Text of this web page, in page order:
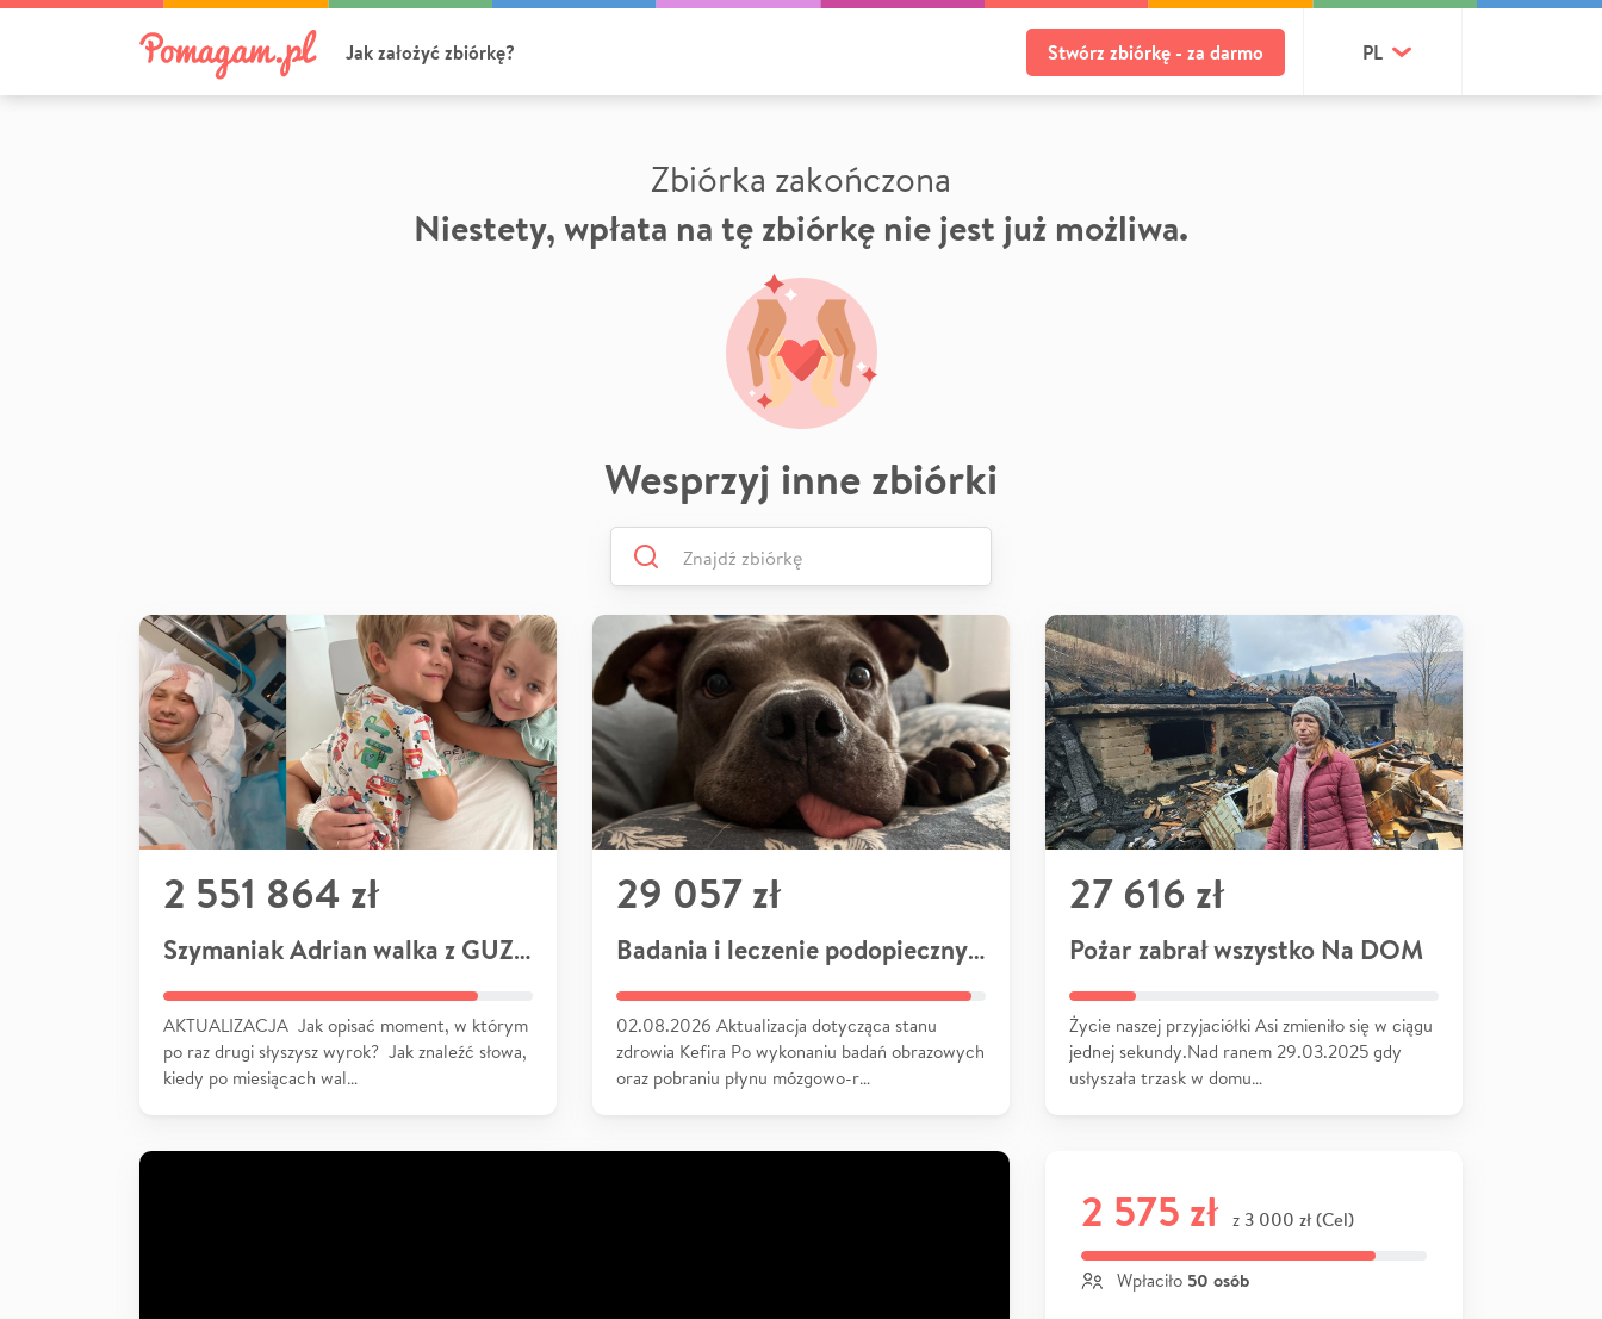
Jak założyć zbiórkę? Stwórz zbiórkę - za darmo PL
Zbiórka zakończona
Niestety, wpłata na tę zbiórkę nie jest już możliwa.
Wesprzyj inne zbiórki
2 551 864 zł
Szymaniak Adrian walka z GUZEM
AKTUALIZACJA Jak opisać moment, w którym
po raz drugi słyszysz wyrok? Jak znaleźć słowa,
kiedy po miesiącach wal…
29 057 zł
Badania i leczenie podopiecznych
02.08.2026 Aktualizacja dotycząca stanu
zdrowia Kefira Po wykonaniu badań obrazowych
oraz pobraniu płynu mózgowo-r…
27 616 zł
Pożar zabrał wszystko Na DOM
Życie naszej przyjaciółki Asi zmieniło się w ciągu
jednej sekundy.Nad ranem 29.03.2025 gdy
usłyszała trzask w domu…
2 575 zł z 3 000 zł (Cel)
Wpłaciło 50 osób